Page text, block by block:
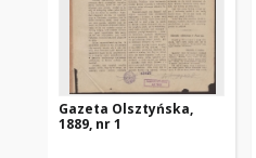
Gazeta Olsztyńska,
1889, nr 1